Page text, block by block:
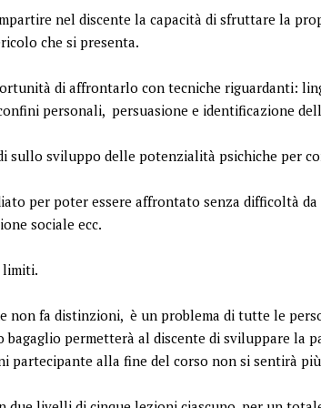
nel discente la capacità di sfruttare la
che si presenta.
di affrontarlo con tecniche riguardanti:
personali, persuasione e identificazione
sullo sviluppo delle potenzialità psichiche per
per poter essere affrontato senza difficoltà
sociale ecc.
limiti.
non fa distinzioni, è un problema di tutte le
bagaglio permetterà al discente di sviluppare la
partecipante alla fine del corso non si sentirà